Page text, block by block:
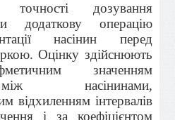
дозування
додаткову операцію
насінин перед
Оцінку здійснюють
значенням
насінинами,
відхиленням інтервалів
і за коефіцієнтом